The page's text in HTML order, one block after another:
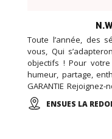
Toute l’année, des
vous, Qui
objectifs ! Pour
humeur, partage,
GARANTIE
niveaux de pratique/
proposés.)ENSUES LA